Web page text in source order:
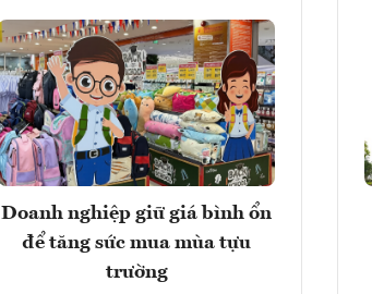
Doanh nghiệp giữ giá bình ổn
để tăng sức mua mùa tựu
trường